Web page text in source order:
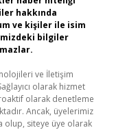
hakkında
ve kişiler ile isim
bilgiler
ve İletişim
olarak hizmet
olarak denetleme
Ancak, üyelerimiz
olup, siteye üye olarak